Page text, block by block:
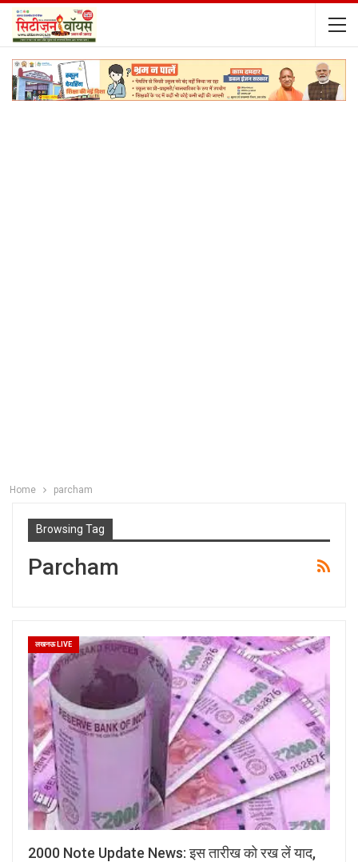
Home parcham
Browsing Tag
Parcham
लखनऊ LIVE
2000 Note Update News: इस तारीख को रख लें याद,